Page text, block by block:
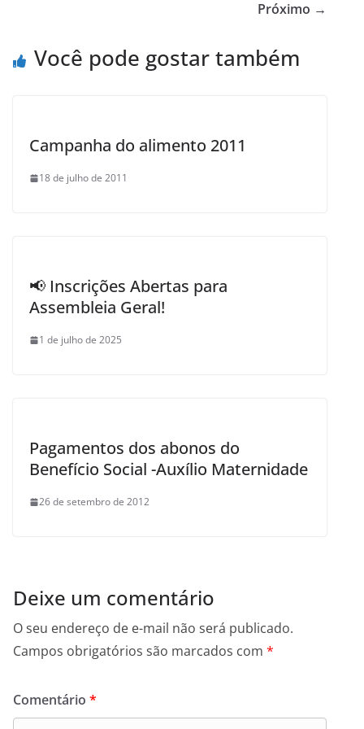
o
Próximo →
Você pode gostar também
Campanha do alimento 2011
18 de julho de 2011
📢 Inscrições Abertas para
Assembleia Geral!
1 de julho de 2025
Pagamentos dos abonos do
Benefício Social -Auxílio Maternidade
26 de setembro de 2012
Deixe um comentário
O seu endereço de e-mail não será publicado.
Campos obrigatórios são marcados com *
Comentário *